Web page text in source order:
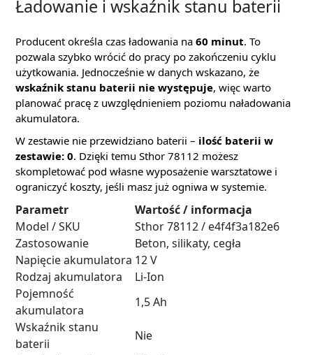
Ładowanie i wskaźnik stanu baterii
Producent określa czas ładowania na 60 minut. To
pozwala szybko wrócić do pracy po zakończeniu cyklu
użytkowania. Jednocześnie w danych wskazano, że
wskaźnik stanu baterii nie występuje, więc warto
planować pracę z uwzględnieniem poziomu naładowania
akumulatora.
W zestawie nie przewidziano baterii – ilość baterii w
zestawie: 0. Dzięki temu Sthor 78112 możesz
skompletować pod własne wyposażenie warsztatowe i
ograniczyć koszty, jeśli masz już ogniwa w systemie.
Parametr
Wartość / informacja
Model / SKU
Sthor 78112 / e4f4f3a182e6
Zastosowanie
Beton, silikaty, cegła
Napięcie akumulatora 12 V
Rodzaj akumulatora
Li-Ion
Pojemność
akumulatora
1,5 Ah
Wskaźnik stanu
baterii
Nie